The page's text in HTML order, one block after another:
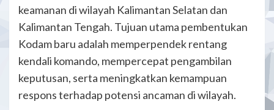
keamanan di wilayah Kalimantan Selatan dan
Kalimantan Tengah. Tujuan utama pembentukan
Kodam baru adalah memperpendek rentang
kendali komando, mempercepat pengambilan
keputusan, serta meningkatkan kemampuan
respons terhadap potensi ancaman di wilayah.